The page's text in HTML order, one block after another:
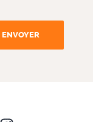
ENVOYER